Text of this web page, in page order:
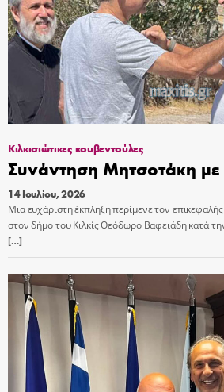
Κιλκισιώτικες κουβεντούλες
Συνάντηση Μητσοτάκη
14 Ιουλίου, 2026
Μια ευχάριστη έκπληξη περίμενε τον
στον δήμο του Κιλκίς Θεόδωρο Βαφειάδη κατά
[…]